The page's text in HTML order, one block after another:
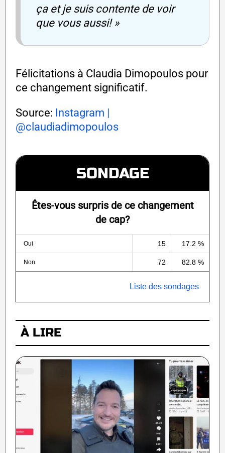
ça et je suis contente de voir
que vous aussi! »
Félicitations à Claudia Dimopoulos pour
ce changement significatif.
Source: Instagram |
@claudiadimopoulos
SONDAGE
Êtes-vous surpris de ce changement
de cap?
Oui 15 17.2 %
Non 72 82.8 %
Liste des sondages
À LIRE